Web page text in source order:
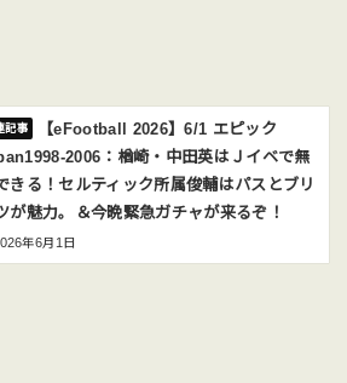
【eFootball 2026】6/1 エピック
2006：楢崎・中田英はＪイベで無
きる！セルティック所属俊輔はパスとブリ
が魅力。＆今晩緊急ガチャが来るぞ！
年6月1日